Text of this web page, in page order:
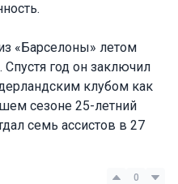
«Барселоны» летом
год он заключил
клубом как
сезоне 25-летний
семь ассистов в 27
0